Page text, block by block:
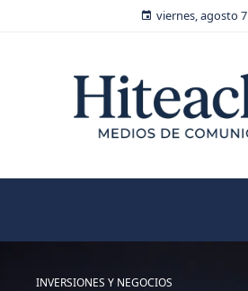
viernes, agosto 7
INVERSIONES Y NEGOCIOS